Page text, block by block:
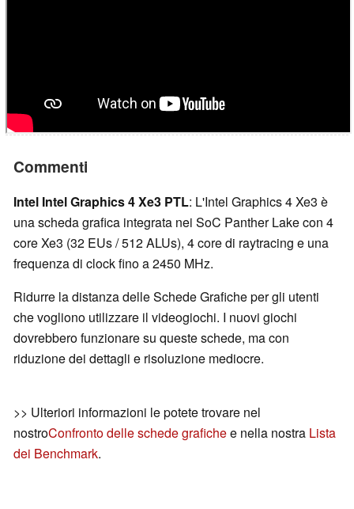
Commenti
Intel Intel Graphics 4 Xe3 PTL: L'Intel Graphics 4 Xe3 è
una scheda grafica integrata nei SoC Panther Lake con 4
core Xe3 (32 EUs / 512 ALUs), 4 core di raytracing e una
frequenza di clock fino a 2450 MHz.
Ridurre la distanza delle Schede Grafiche per gli utenti
che vogliono utilizzare il videogiochi. I nuovi giochi
dovrebbero funzionare su queste schede, ma con
riduzione dei dettagli e risoluzione mediocre.
>> Ulteriori informazioni le potete trovare nel
nostroConfronto delle schede grafichee nella nostra Lista
dei Benchmark.